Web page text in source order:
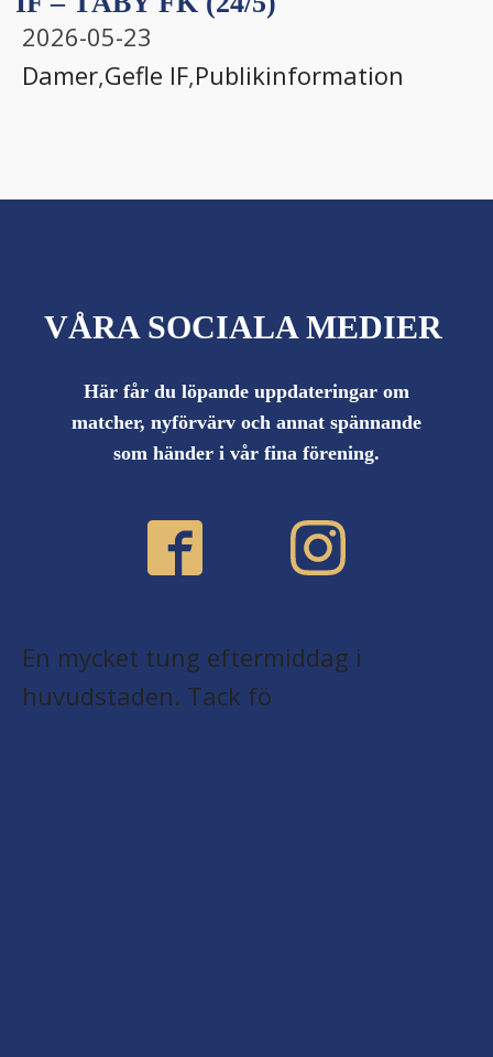
2026-05-23
Damer,Gefle IF,Publikinformation
VÅRA SOCIALA MEDIER
Här får du löpande uppdateringar om
matcher, nyförvärv och annat spännande
som händer i vår fina förening.
En mycket tung eftermiddag i
huvudstaden. Tack fö